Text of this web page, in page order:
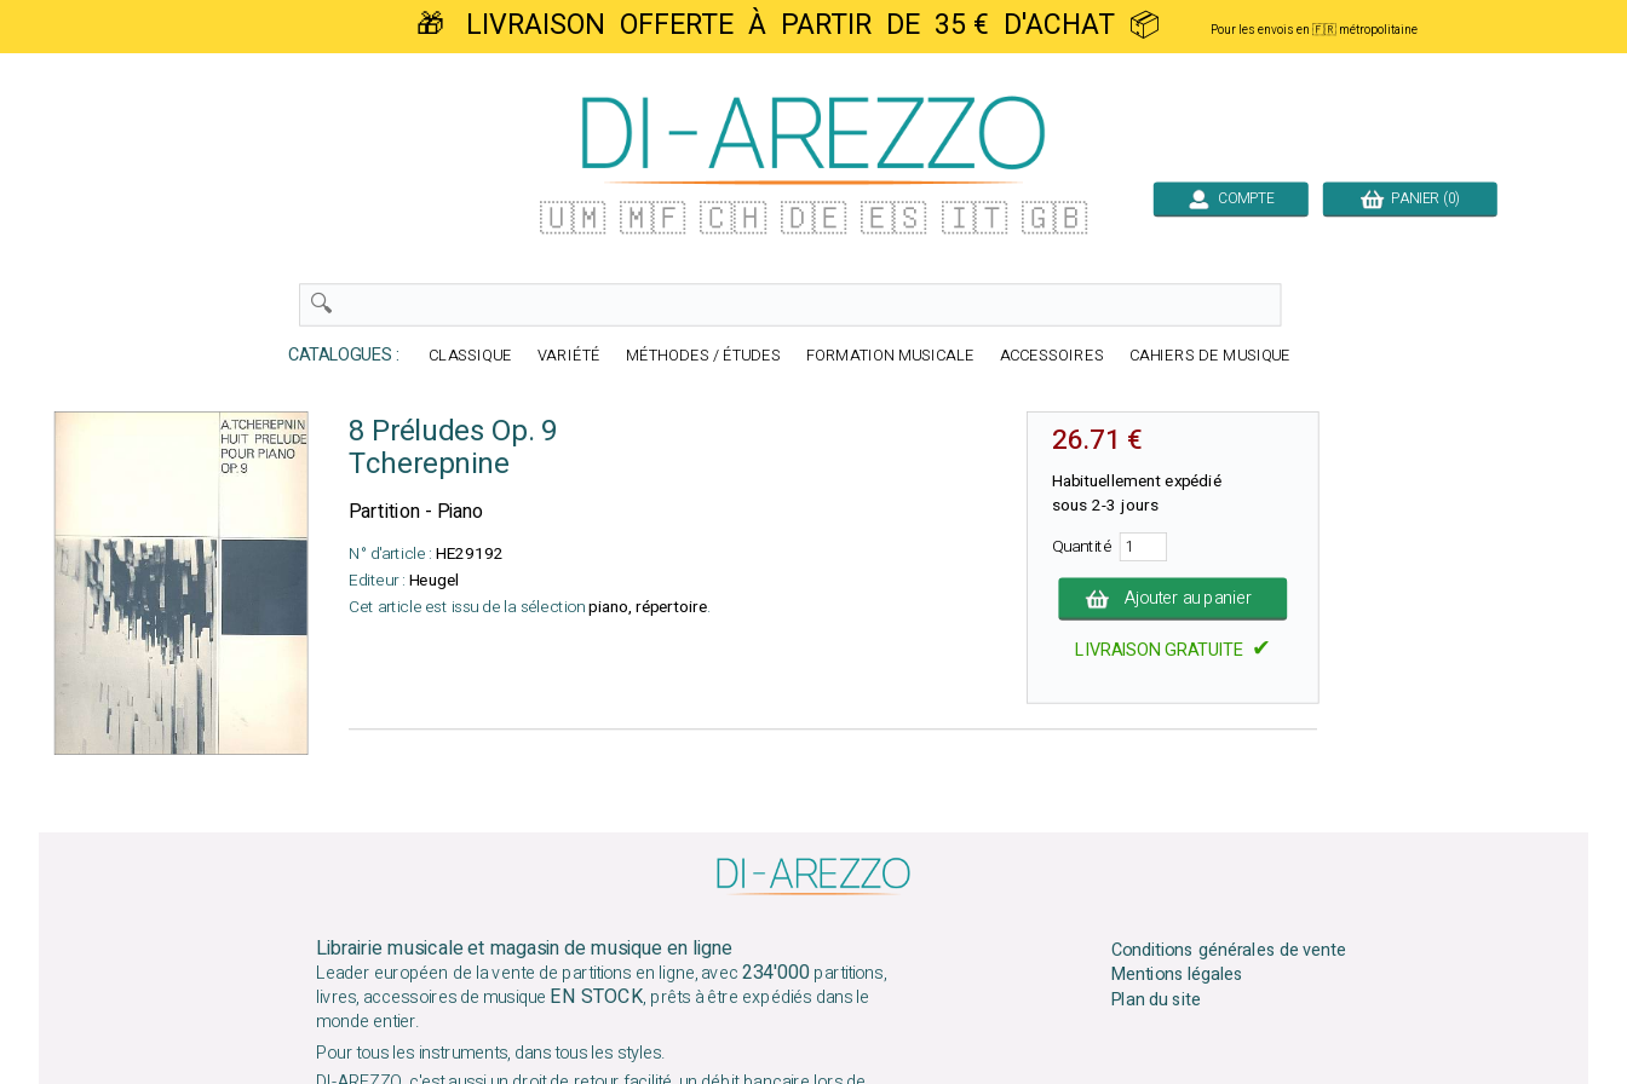
🎁 LIVRAISON OFFERTE À PARTIR DE 35 € D'ACHAT 📦 Pour les envois en 🇫🇷 métropolitaine
🇺🇲 🇲🇫 🇨🇭 🇩🇪 🇪🇸 🇮🇹 🇬🇧 COMPTE PANIER (0)
CATALOGUES : CLASSIQUE VARIÉTÉ MÉTHODES / ÉTUDES FORMATION MUSICALE ACCESSOIRES CAHIERS DE MUSIQUE
8 Préludes Op. 9
Tcherepnine
Partition - Piano
N° d'article : HE29192
Editeur : Heugel
Cet article est issu de la sélectionpiano, répertoire.
26.71 €
Habituellement expédié
sous 2-3 jours
Quantité
Ajouter au panier
LIVRAISON GRATUITE ✔
Librairie musicale et magasin de musique en ligne
Leader européen de la vente de partitions en ligne, avec234'000partitions,
livres, accessoires de musique EN STOCK, prêts à être expédiés dans le
monde entier.
Pour tous les instruments, dans tous les styles.
Conditions générales de vente
Mentions légales
Plan du site